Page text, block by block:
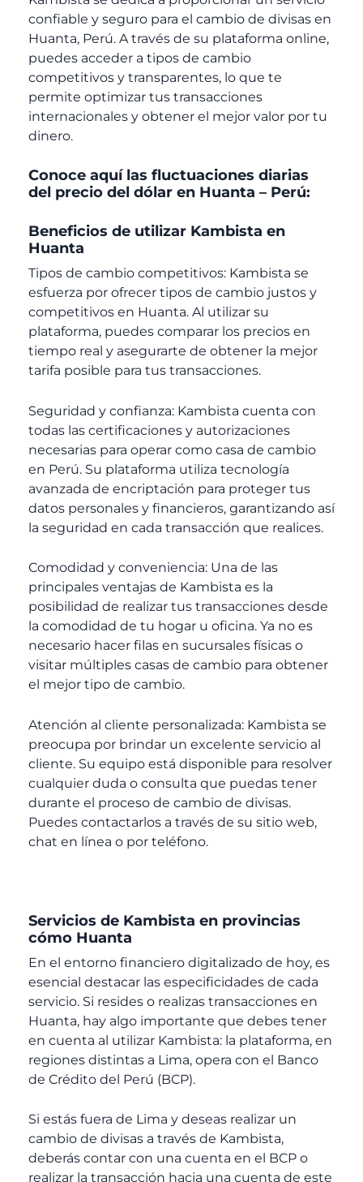
confiable y seguro para el cambio de divisas en
Huanta, Perú. A través de su plataforma online,
puedes acceder a tipos de cambio
competitivos y transparentes, lo que te
permite optimizar tus transacciones
internacionales y obtener el mejor valor por tu
dinero.
Conoce aquí las fluctuaciones diarias
del precio del dólar en Huanta – Perú:
Beneficios de utilizar Kambista en
Huanta
Tipos de cambio competitivos: Kambista se
esfuerza por ofrecer tipos de cambio justos y
competitivos en Huanta. Al utilizar su
plataforma, puedes comparar los precios en
tiempo real y asegurarte de obtener la mejor
tarifa posible para tus transacciones.
Seguridad y confianza: Kambista cuenta con
todas las certificaciones y autorizaciones
necesarias para operar como casa de cambio
en Perú. Su plataforma utiliza tecnología
avanzada de encriptación para proteger tus
datos personales y financieros, garantizando así
la seguridad en cada transacción que realices.
Comodidad y conveniencia: Una de las
principales ventajas de Kambista es la
posibilidad de realizar tus transacciones desde
la comodidad de tu hogar u oficina. Ya no es
necesario hacer filas en sucursales físicas o
visitar múltiples casas de cambio para obtener
el mejor tipo de cambio.
Atención al cliente personalizada: Kambista se
preocupa por brindar un excelente servicio al
cliente. Su equipo está disponible para resolver
cualquier duda o consulta que puedas tener
durante el proceso de cambio de divisas.
Puedes contactarlos a través de su sitio web,
chat en línea o por teléfono.
Servicios de Kambista en provincias
cómo Huanta
En el entorno financiero digitalizado de hoy, es
esencial destacar las especificidades de cada
servicio. Si resides o realizas transacciones en
Huanta, hay algo importante que debes tener
en cuenta al utilizar Kambista: la plataforma, en
regiones distintas a Lima, opera con el Banco
de Crédito del Perú (BCP).
Si estás fuera de Lima y deseas realizar un
cambio de divisas a través de Kambista,
deberás contar con una cuenta en el BCP o
realizar la transacción hacia una cuenta de este